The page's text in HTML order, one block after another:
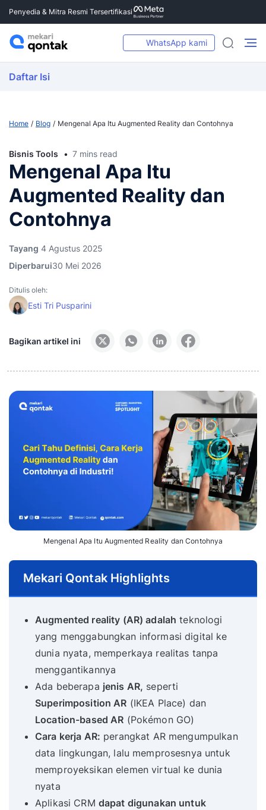
Penyedia & Mitra Resmi Tersertifikasi
WhatsApp kami
Daftar Isi
Home Blog Mengenal Apa Itu Augmented Reality dan Contohnya
Bisnis Tools 7 mins read
Mengenal Apa Itu
Augmented Reality dan
Contohnya
Tayang 4 Agustus 2025
Diperbarui30 Mei 2026
Ditulis oleh:
Esti Tri Pusparini
Bagikan artikel ini
Mengenal Apa Itu Augmented Reality dan Contohnya
Mekari Qontak Highlights
Augmented reality (AR) adalah teknologi
yang menggabungkan informasi digital ke
dunia nyata, memperkaya realitas tanpa
menggantikannya
Ada beberapa jenis AR, seperti
Superimposition AR (IKEA Place) dan
Location-based AR (Pokémon GO)
Cara kerja AR: perangkat AR mengumpulkan
data lingkungan, lalu memprosesnya untuk
memproyeksikan elemen virtual ke dunia
nyata
Aplikasi CRM dapat digunakan untuk